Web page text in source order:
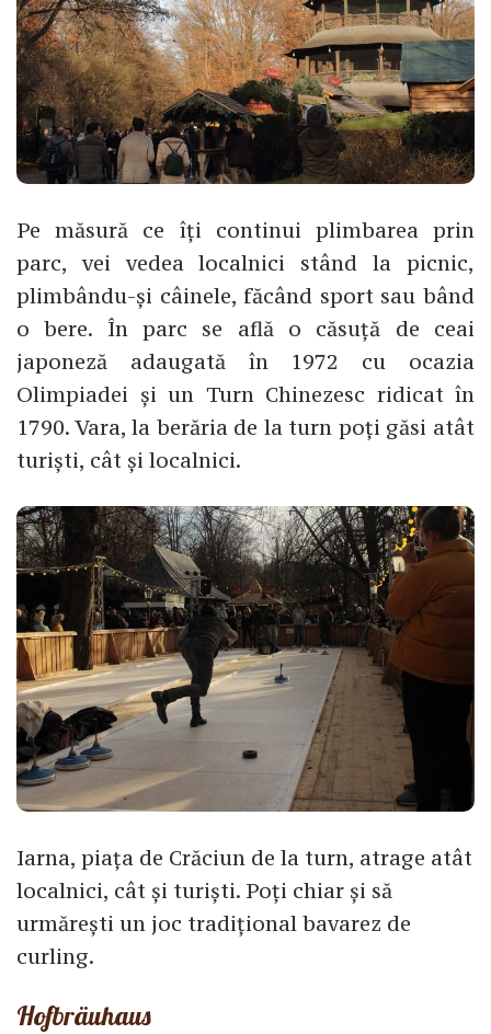
Pe măsură ce îți continui plimbarea prin
parc, vei vedea localnici stând la picnic,
plimbându-și câinele, făcând sport sau bând
o bere. În parc se află o căsuță de ceai
japoneză adaugată în 1972 cu ocazia
Olimpiadei și un Turn Chinezesc ridicat în
1790. Vara, la berăria de la turn poți găsi atât
turiști, cât și localnici.
Iarna, piața de Crăciun de la turn, atrage atât
localnici, cât și turiști. Poți chiar și să
urmărești un joc tradițional bavarez de
curling.
Hofbräuhaus